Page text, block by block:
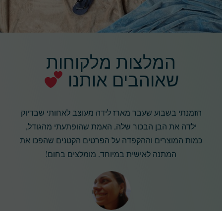
המלצות מלקוחות
שאוהבים אותנו
הזמנתי בשבוע שעבר מארז לידה מעוצב לאחותי שבדיוק
ילדה את הבן הבכור שלה. האמת שהופתעתי מהגודל,
כמות המוצרים וההקפדה על הפרטים הקטנים שהפכו את
המתנה לאישית במיוחד. מומלצים בחום!